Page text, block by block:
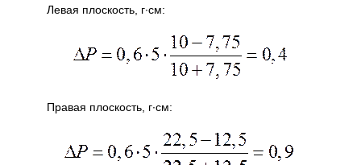
Левая плоскость, г∙см:
Правая плоскость, г∙см: